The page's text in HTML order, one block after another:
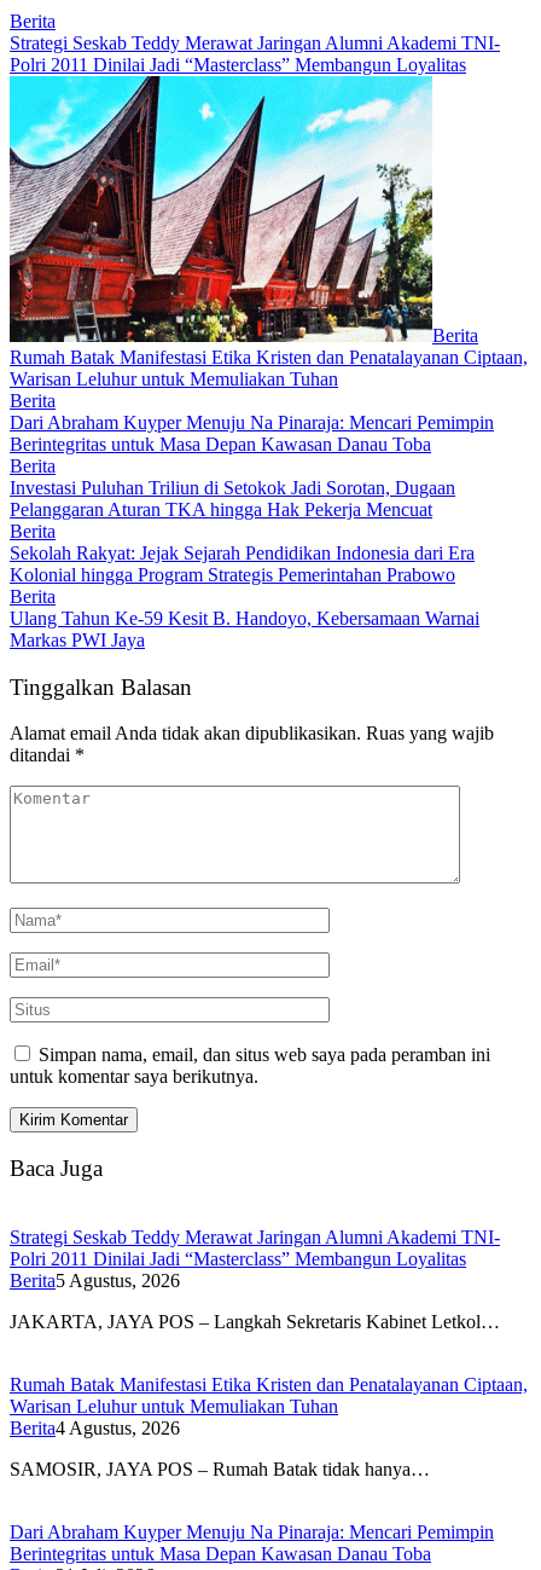
Berita
Strategi Seskab Teddy Merawat Jaringan Alumni Akademi TNI-
Polri 2011 Dinilai Jadi “Masterclass” Membangun Loyalitas
Berita
Rumah Batak Manifestasi Etika Kristen dan Penatalayanan Ciptaan,
Warisan Leluhur untuk Memuliakan Tuhan
Berita
Dari Abraham Kuyper Menuju Na Pinaraja: Mencari Pemimpin
Berintegritas untuk Masa Depan Kawasan Danau Toba
Berita
Investasi Puluhan Triliun di Setokok Jadi Sorotan, Dugaan
Pelanggaran Aturan TKA hingga Hak Pekerja Mencuat
Berita
Sekolah Rakyat: Jejak Sejarah Pendidikan Indonesia dari Era
Kolonial hingga Program Strategis Pemerintahan Prabowo
Berita
Ulang Tahun Ke-59 Kesit B. Handoyo, Kebersamaan Warnai
Markas PWI Jaya
Tinggalkan Balasan
Alamat email Anda tidak akan dipublikasikan. Ruas yang wajib
ditandai *
Simpan nama, email, dan situs web saya pada peramban ini
untuk komentar saya berikutnya.
Baca Juga
Strategi Seskab Teddy Merawat Jaringan Alumni Akademi TNI-
Polri 2011 Dinilai Jadi “Masterclass” Membangun Loyalitas
Berita5 Agustus, 2026
JAKARTA, JAYA POS – Langkah Sekretaris Kabinet Letkol…
Rumah Batak Manifestasi Etika Kristen dan Penatalayanan Ciptaan,
Warisan Leluhur untuk Memuliakan Tuhan
Berita4 Agustus, 2026
SAMOSIR, JAYA POS – Rumah Batak tidak hanya…
Dari Abraham Kuyper Menuju Na Pinaraja: Mencari Pemimpin
Berintegritas untuk Masa Depan Kawasan Danau Toba